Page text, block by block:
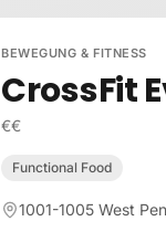
BEWEGUNG & FITNESS
CrossFit
€€
Functional Food
1001-1005 West